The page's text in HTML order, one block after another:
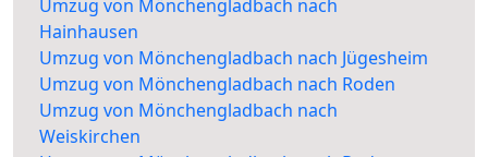
Umzug von Mönchengladbach nach
Hainhausen
Umzug von Mönchengladbach nach Jügesheim
Umzug von Mönchengladbach nach Roden
Umzug von Mönchengladbach nach
Weiskirchen